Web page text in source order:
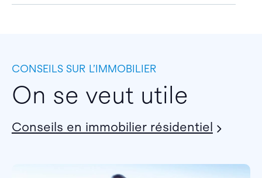
CONSEILS SUR L’IMMOBILIER
On se veut utile
Conseils en immobilier résidentiel